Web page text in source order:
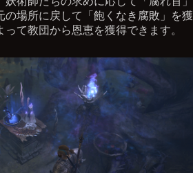
の場所に戻して「飽くなき腐敗」を獲
て教団から恩恵を獲得できます。